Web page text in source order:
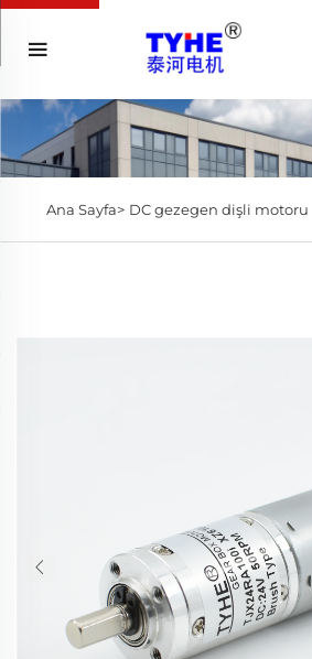
Ana Sayfa> DC gezegen dişli motoru